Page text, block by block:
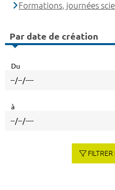
Formations, journées
Par date de création
Du
à